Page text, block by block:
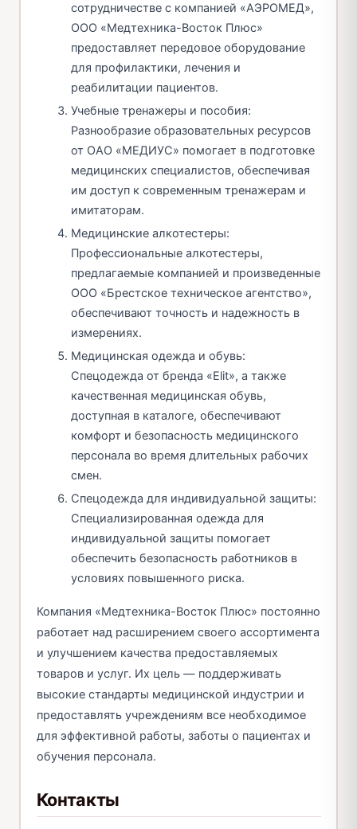
сотрудничестве с компанией «АЭРОМЕД»,
ООО «Медтехника-Восток Плюс»
предоставляет передовое оборудование
для профилактики, лечения и
реабилитации пациентов.
Учебные тренажеры и пособия:
Разнообразие образовательных ресурсов
от ОАО «МЕДИУС» помогает в подготовке
медицинских специалистов, обеспечивая
им доступ к современным тренажерам и
имитаторам.
Медицинские алкотестеры:
Профессиональные алкотестеры,
предлагаемые компанией и произведенные
ООО «Брестское техническое агентство»,
обеспечивают точность и надежность в
измерениях.
Медицинская одежда и обувь:
Спецодежда от бренда «Elit», а также
качественная медицинская обувь,
доступная в каталоге, обеспечивают
комфорт и безопасность медицинского
персонала во время длительных рабочих
смен.
Спецодежда для индивидуальной защиты:
Специализированная одежда для
индивидуальной защиты помогает
обеспечить безопасность работников в
условиях повышенного риска.
Компания «Медтехника-Восток Плюс» постоянно
работает над расширением своего ассортимента
и улучшением качества предоставляемых
товаров и услуг. Их цель — поддерживать
высокие стандарты медицинской индустрии и
предоставлять учреждениям все необходимое
для эффективной работы, заботы о пациентах и
обучения персонала.
Контакты